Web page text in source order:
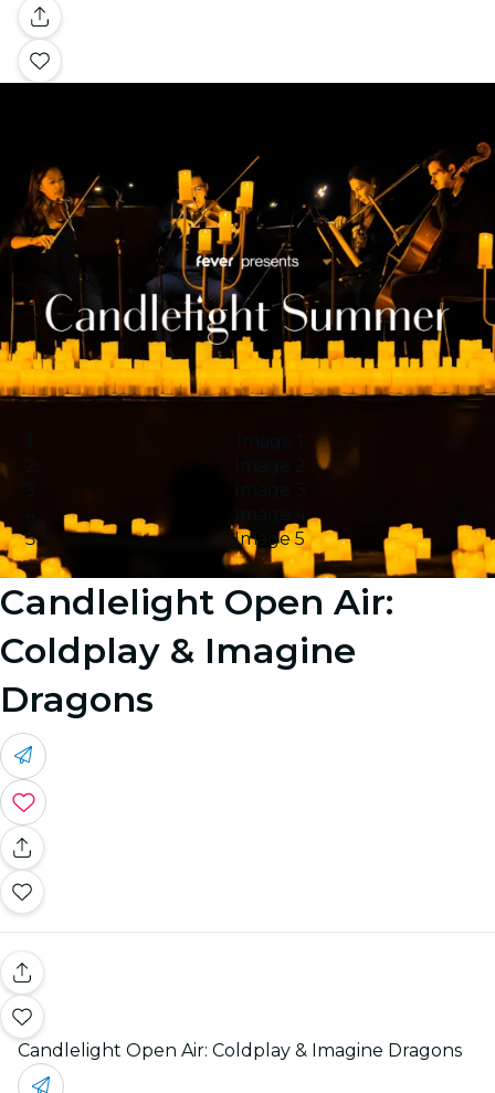
Galerie
Image 1
Image 2
Image 3
Image 4
Image 5
Candlelight Open Air:
Coldplay & Imagine
Dragons
Candlelight Open Air: Coldplay & Imagine Dragons